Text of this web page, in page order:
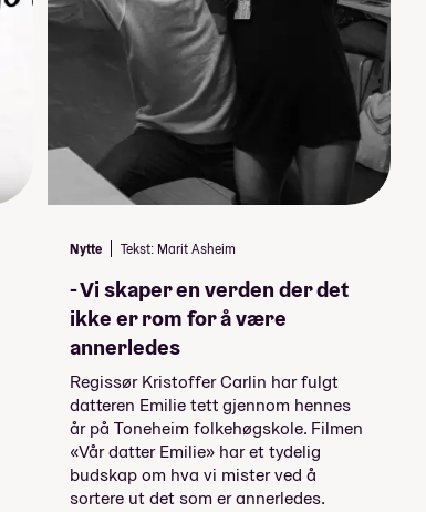
Nytte Tekst: Marit Asheim
- Vi skaper en verden der det
ikke er rom for å være
annerledes
Regissør Kristoffer Carlin har fulgt
datteren Emilie tett gjennom hennes
år på Toneheim folkehøgskole. Filmen
«Vår datter Emilie» har et tydelig
budskap om hva vi mister ved å
sortere ut det som er annerledes.